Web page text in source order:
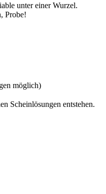
unter einer Wurzel.
Probe!
möglich)
Scheinlösungen entstehen.